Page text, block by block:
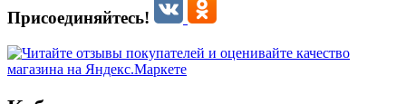
Присоединяйтесь!